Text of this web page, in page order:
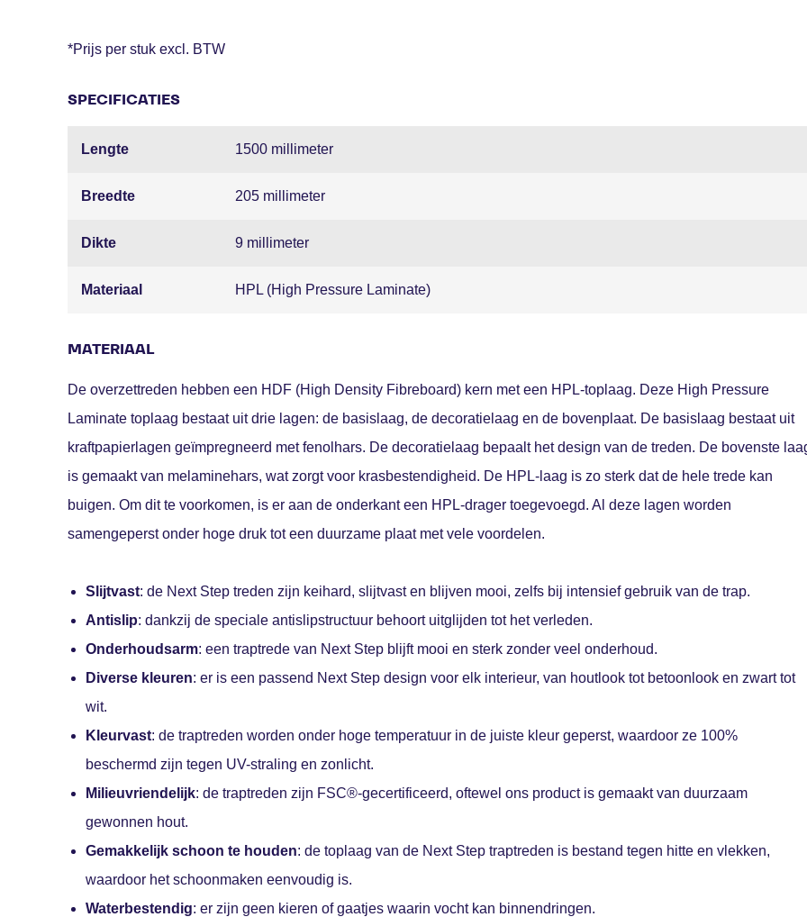
*Prijs per stuk excl. BTW
SPECIFICATIES
Lengte 1500 millimeter
Breedte 205 millimeter
Dikte 9 millimeter
Materiaal HPL (High Pressure Laminate)
MATERIAAL
De overzettreden hebben een HDF (High Density Fibreboard) kern met een HPL-toplaag. Deze High Pressure
Laminate toplaag bestaat uit drie lagen: de basislaag, de decoratielaag en de bovenplaat. De basislaag bestaat uit
kraftpapierlagen geïmpregneerd met fenolhars. De decoratielaag bepaalt het design van de treden. De bovenste
is gemaakt van melaminehars, wat zorgt voor krasbestendigheid. De HPL-laag is zo sterk dat de hele trede kan
buigen. Om dit te voorkomen, is er aan de onderkant een HPL-drager toegevoegd. Al deze lagen worden
samengeperst onder hoge druk tot een duurzame plaat met vele voordelen.
Slijtvast: de Next Step treden zijn keihard, slijtvast en blijven mooi, zelfs bij intensief gebruik van de trap.
Antislip: dankzij de speciale antislipstructuur behoort uitglijden tot het verleden.
Onderhoudsarm: een traptrede van Next Step blijft mooi en sterk zonder veel onderhoud.
Diverse kleuren: er is een passend Next Step design voor elk interieur, van houtlook tot betoonlook en zwart tot
wit.
Kleurvast: de traptreden worden onder hoge temperatuur in de juiste kleur geperst, waardoor ze 100%
beschermd zijn tegen UV-straling en zonlicht.
Milieuvriendelijk: de traptreden zijn FSC®-gecertificeerd, oftewel ons product is gemaakt van duurzaam
gewonnen hout.
Gemakkelijk schoon te houden: de toplaag van de Next Step traptreden is bestand tegen hitte en vlekken,
waardoor het schoonmaken eenvoudig is.
Waterbestendig: er zijn geen kieren of gaatjes waarin vocht kan binnendringen.